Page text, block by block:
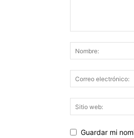
Guardar mi